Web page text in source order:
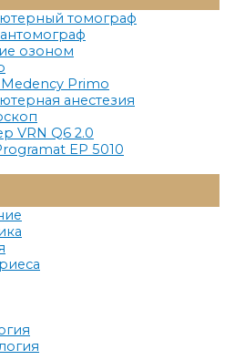
Меню
томограф
озоном
Primo
анестезия
VRN Q6 2.0
EP 5010
Меню